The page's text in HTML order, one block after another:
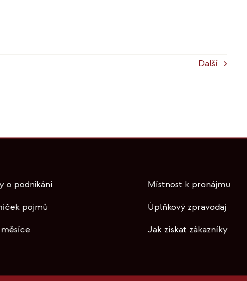
Další
o podnikání
pojmů
Místnost k pronájmu
Úplňkový zpravodaj
Jak získat zákazníky